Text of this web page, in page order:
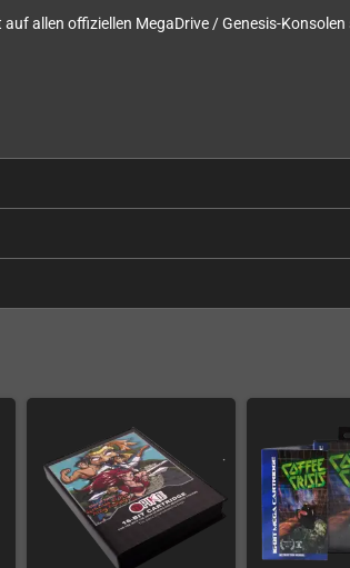
allen offiziellen MegaDrive / Genesis-